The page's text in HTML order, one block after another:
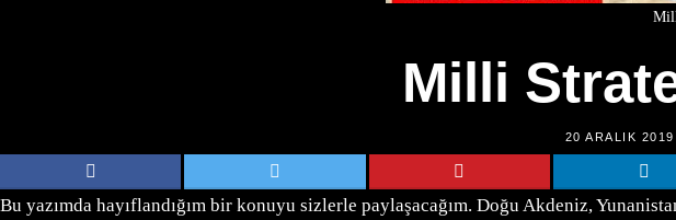
Milli
20 ARALIK 2019
Bu yazımda hayıflandığım bir konuyu sizlerle paylaşacağım. Doğu Akdeniz,